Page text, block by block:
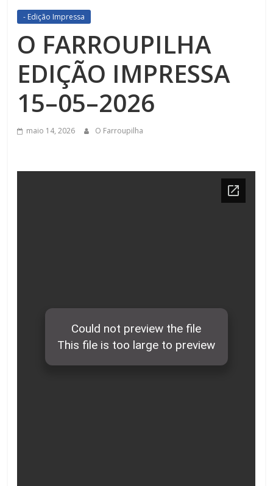
- Edição Impressa
O FARROUPILHA
EDIÇÃO IMPRESSA
15–05–2026
maio 14, 2026 O Farroupilha